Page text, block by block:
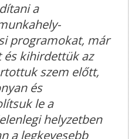
a
programokat, már
kihirdettük az
szem előtt,
és
le a
helyzetben
a legkevesebb